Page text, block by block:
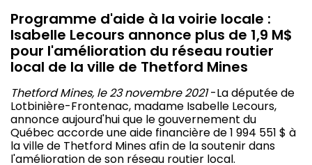
Programme d'aide à la voirie locale :
Isabelle Lecours annonce plus de 1,9 M$
pour l'amélioration du réseau routier
local de la ville de Thetford Mines
Thetford Mines, le 23 novembre 2021-La députée de
Lotbinière-Frontenac, madame Isabelle Lecours,
annonce aujourd'hui que le gouvernement du
Québec accorde une aide financière de 1 994 551 $ à
la ville de Thetford Mines afin de la soutenir dans
l'amélioration de son réseau routier local.